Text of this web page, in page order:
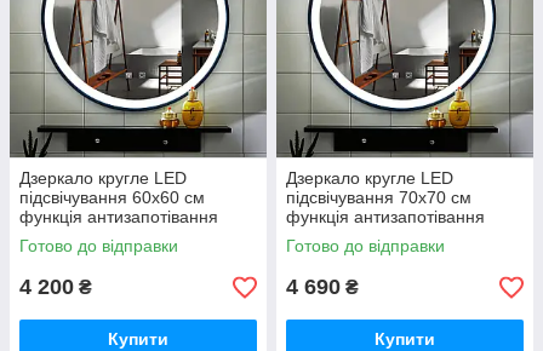
Дзеркало кругле LED
підсвічування 60х60 см
функція антизапотівання
Insana J-004 для ванної
кімнати
Готово до відправки
4 200 ₴
Купити
Дзеркало кругле LED
підсвічування 70х70 см
функція антизапотівання
Insana J-004 для ванної
кімнати
Готово до відправки
4 690 ₴
Купити